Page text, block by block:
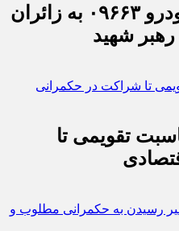
خدمات رایگان امدادخودرو ۰۹۶۶۳ به زائران
شهید
تقویمی تا